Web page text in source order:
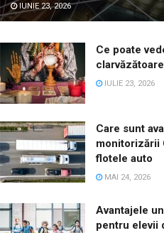
IUNIE 23, 2026
Ce poate
IULIE 23, 2026
Care sunt
monitorizării
flotele auto
MAI 24, 2026
Avantajele
pentru elevii